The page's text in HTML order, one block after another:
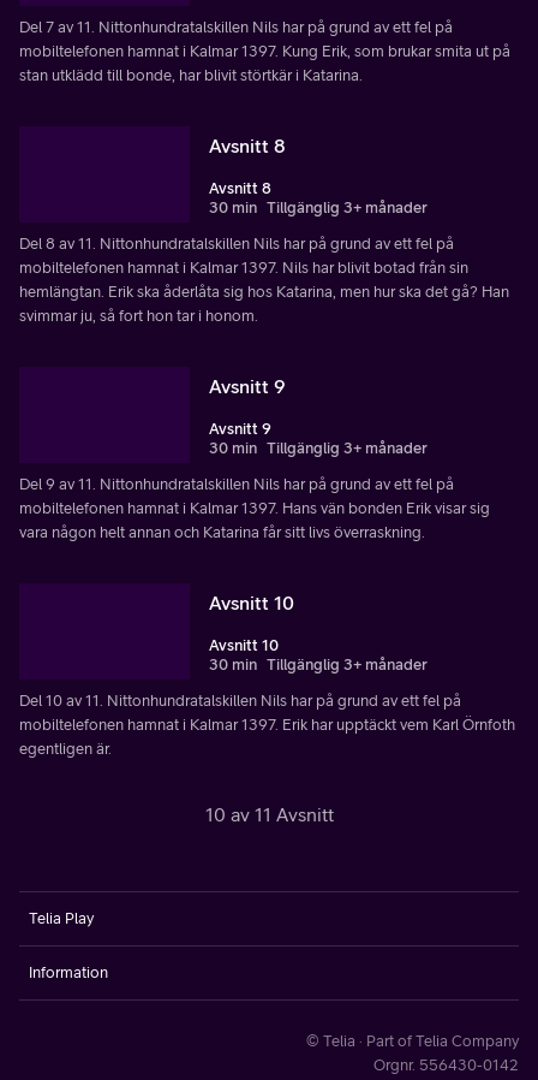
Del 7 av 11. Nittonhundratalskillen Nils har på grund av ett fel på
mobiltelefonen hamnat i Kalmar 1397. Kung Erik, som brukar smita ut på
stan utklädd till bonde, har blivit störtkär i Katarina.
Avsnitt 8
Avsnitt 8
30 min Tillgänglig 3+ månader
Del 8 av 11. Nittonhundratalskillen Nils har på grund av ett fel på
mobiltelefonen hamnat i Kalmar 1397. Nils har blivit botad från sin
hemlängtan. Erik ska åderlåta sig hos Katarina, men hur ska det gå? Han
svimmar ju, så fort hon tar i honom.
Avsnitt 9
Avsnitt 9
30 min Tillgänglig 3+ månader
Del 9 av 11. Nittonhundratalskillen Nils har på grund av ett fel på
mobiltelefonen hamnat i Kalmar 1397. Hans vän bonden Erik visar sig
vara någon helt annan och Katarina får sitt livs överraskning.
Avsnitt 10
Avsnitt 10
30 min Tillgänglig 3+ månader
Del 10 av 11. Nittonhundratalskillen Nils har på grund av ett fel på
mobiltelefonen hamnat i Kalmar 1397. Erik har upptäckt vem Karl Örnfoth
egentligen är.
10 av 11 Avsnitt
Telia Play
Information
© Telia · Part of Telia Company
Orgnr. 556430-0142